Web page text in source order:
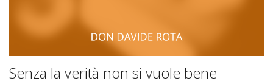
Senza la verità non si vuole bene